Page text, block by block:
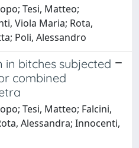
Tesi, Matteo;
Viola Maria; Rota,
Poli, Alessandro
bitches subjected
combined
Tesi, Matteo; Falcini,
Alessandra; Innocenti,